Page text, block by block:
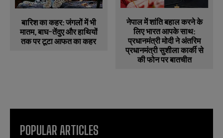
बारिश का कहर: जंगलों में भी
मातम, बाघ-तेंदुए और हाथियों
तक पर टूटा आफत का कहर
नेपाल में शांति बहाल करने के
लिए भारत आपके साथ:
प्रधानमंत्री मोदी ने अंतरिम
प्रधानमंत्री सुशीला कार्की से
की फोन पर बातचीत
POPULAR ARTICLES